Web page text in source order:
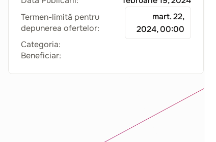
Termen-limită pentru
depunerea ofertelor:
mart. 22,
2024, 00:00
Categoria:
Beneficiar: